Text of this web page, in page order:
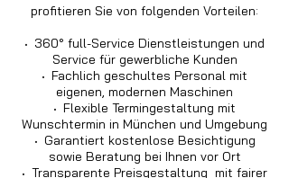
profitieren Sie von folgenden Vorteilen:
· 360° full-Service Dienstleistungen und
Service für gewerbliche Kunden
· Fachlich geschultes Personal mit
eigenen, modernen Maschinen
· Flexible Termingestaltung mit
Wunschtermin in München und Umgebung
·Garantiert kostenlose Besichtigung
sowie Beratung bei Ihnen vor Ort
· Transparente Preisgestaltung mit fairer